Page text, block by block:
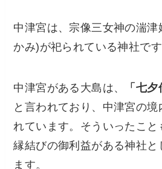
中津宮は、宗像三女神の湍
かみ)が祀られている神社です
中津宮がある大島は、
「七
と言われており、中津宮の
れています。そういったこと
縁結びの御利益がある神社 と
ます。